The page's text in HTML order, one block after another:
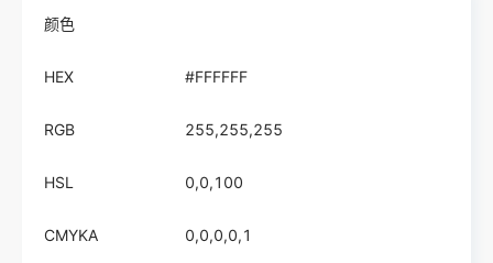
颜色
HEX #FFFFFF
RGB 255,255,255
HSL 0,0,100
CMYKA 0,0,0,0,1